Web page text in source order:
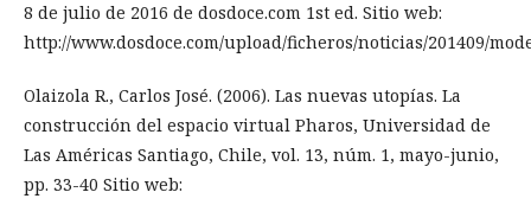
8 de julio de 2016 de dosdoce.com 1st ed. Sitio web:
http://www.dosdoce.com/upload/ficheros/noticias/201409/
Olaizola R., Carlos José. (2006). Las nuevas utopías. La
construcción del espacio virtual Pharos, Universidad de
Las Américas Santiago, Chile, vol. 13, núm. 1, mayo-junio,
pp. 33-40 Sitio web: